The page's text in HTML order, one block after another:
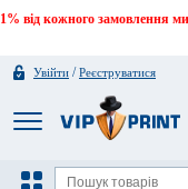
1% від кожного замовлення
Увійти /Реєструватися